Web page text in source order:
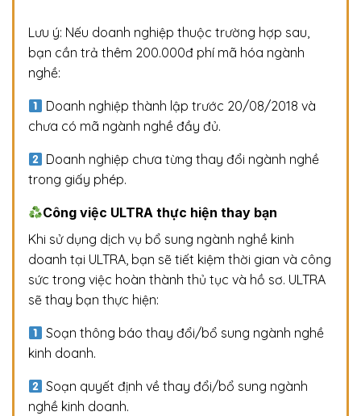
Lưu ý: Nếu doanh nghiệp thuộc trường hợp sau,
bạn cần trả thêm 200.000đ phí mã hóa ngành
nghề:
Doanh nghiệp thành lập trước 20/08/2018 và
chưa có mã ngành nghề đầy đủ.
Doanh nghiệp chưa từng thay đổi ngành nghề
trong giấy phép.
Công việc ULTRA thực hiện thay bạn
Khi sử dụng dịch vụ bổ sung ngành nghề kinh
doanh tại ULTRA, bạn sẽ tiết kiệm thời gian và công
sức trong việc hoàn thành thủ tục và hồ sơ. ULTRA
sẽ thay bạn thực hiện:
Soạn thông báo thay đổi/bổ sung ngành nghề
kinh doanh.
Soạn quyết định về thay đổi/bổ sung ngành
nghề kinh doanh.